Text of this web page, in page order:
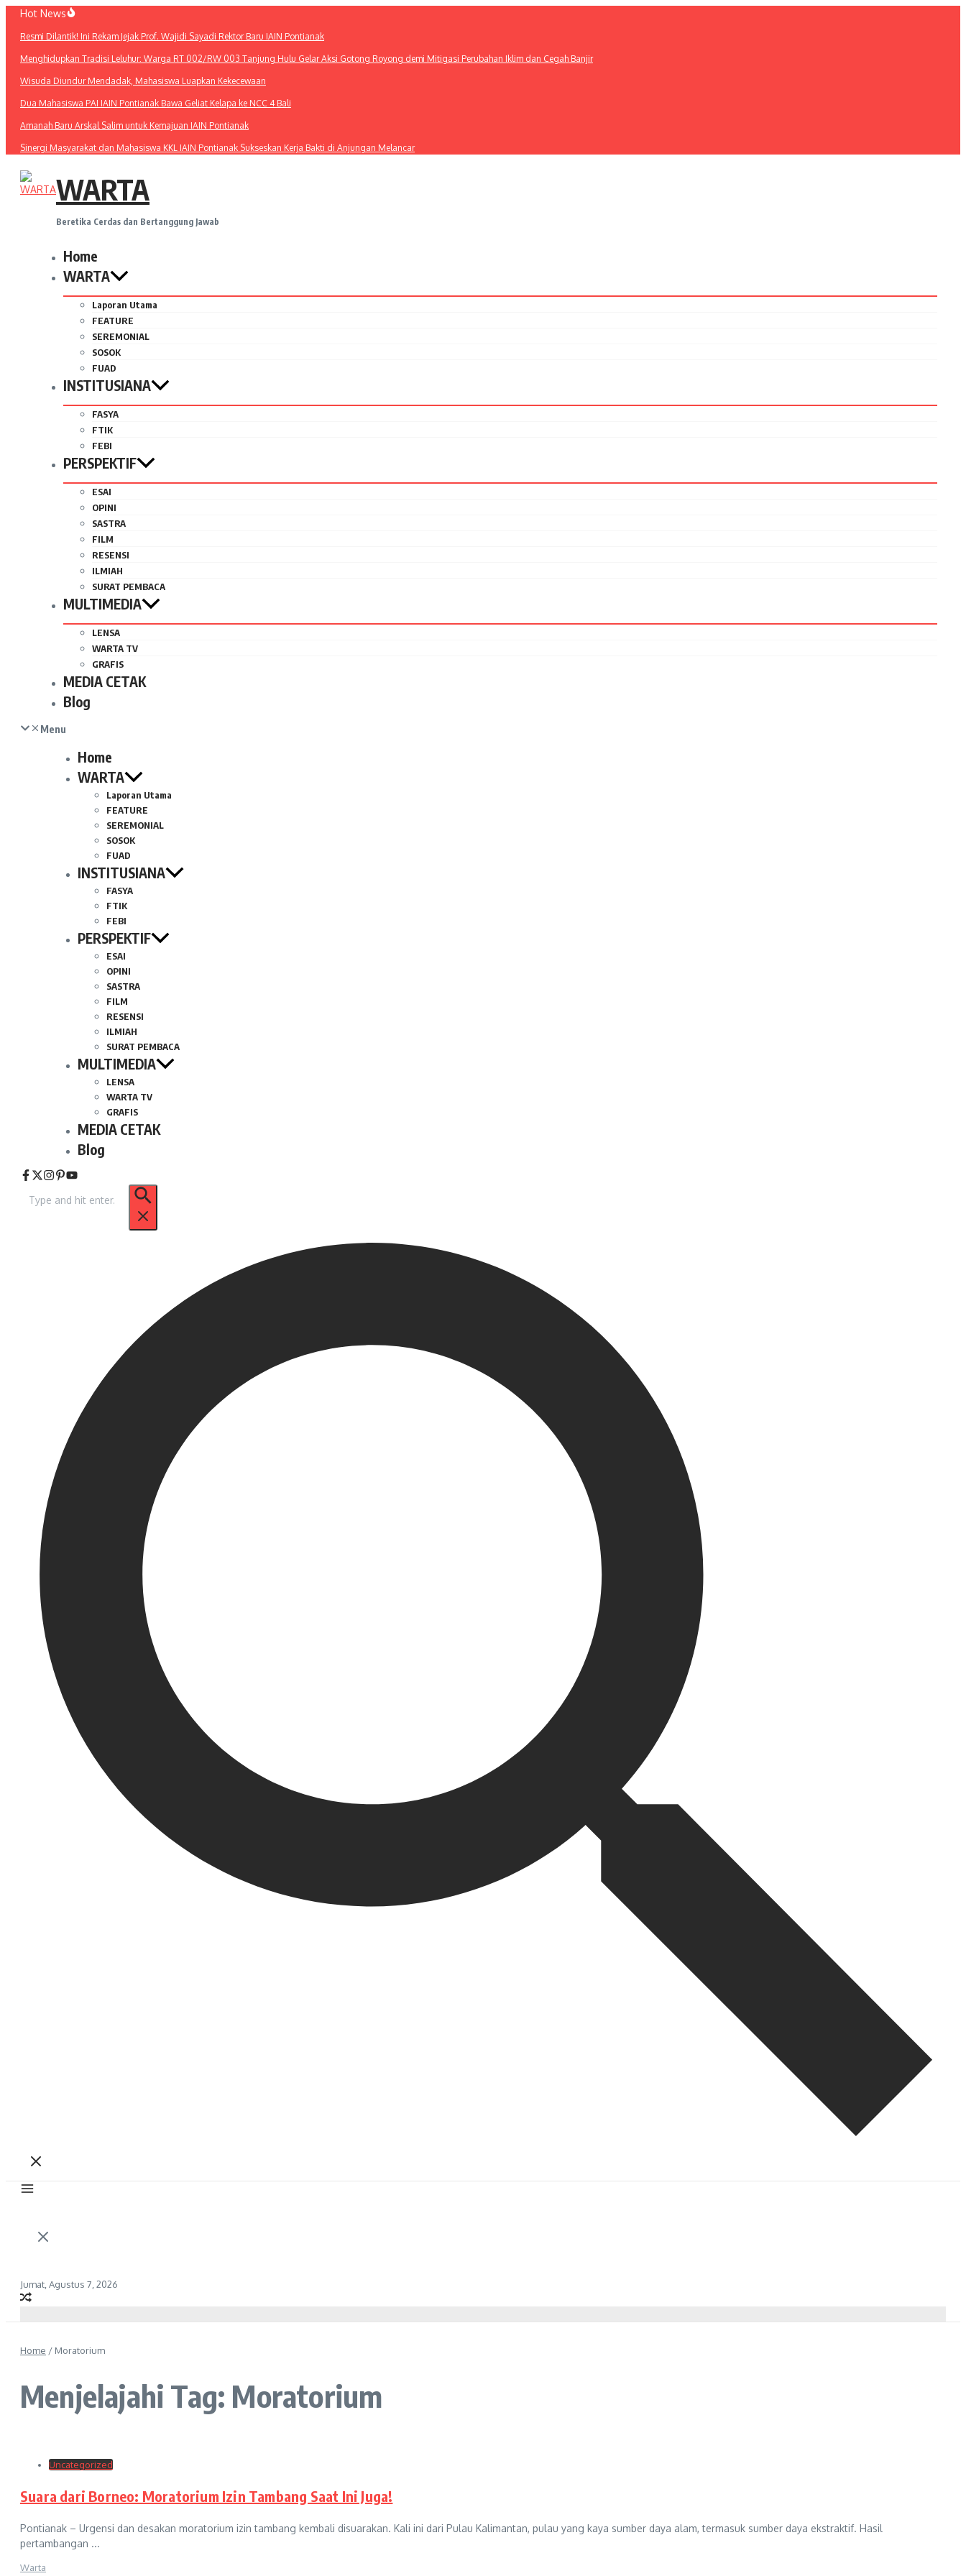
Lewati
konten
Hot News
Resmi Dilantik! Ini Rekam Jejak Prof. Wajidi Sayadi Rektor Baru IAIN Pontianak
Menghidupkan Tradisi Leluhur: Warga RT 002/RW 003 Tanjung Hulu Gelar Aksi Gotong Royong demi Mitigasi Perubahan Iklim dan Cegah Banjir
Wisuda Diundur Mendadak, Mahasiswa Luapkan Kekecewaan
Dua Mahasiswa PAI IAIN Pontianak Bawa Geliat Kelapa ke NCC 4 Bali
Amanah Baru Arskal Salim untuk Kemajuan IAIN Pontianak
Sinergi Masyarakat dan Mahasiswa KKL IAIN Pontianak Sukseskan Kerja Bakti di Anjungan Melancar
WARTA
Beretika Cerdas dan Bertanggung Jawab
Home
WARTA
Laporan Utama
FEATURE
SEREMONIAL
SOSOK
FUAD
INSTITUSIANA
FASYA
FTIK
FEBI
PERSPEKTIF
ESAI
OPINI
SASTRA
FILM
RESENSI
ILMIAH
SURAT PEMBACA
MULTIMEDIA
LENSA
WARTA TV
GRAFIS
MEDIA CETAK
Blog
Menu
Home
WARTA
Laporan Utama
FEATURE
SEREMONIAL
SOSOK
FUAD
INSTITUSIANA
FASYA
FTIK
FEBI
PERSPEKTIF
ESAI
OPINI
SASTRA
FILM
RESENSI
ILMIAH
SURAT PEMBACA
MULTIMEDIA
LENSA
WARTA TV
GRAFIS
MEDIA CETAK
Blog
untuk:
Jumat, Agustus 7, 2026
Home / Moratorium
Menjelajahi Tag: Moratorium
Uncategorized
Suara dari Borneo: Moratorium Izin Tambang Saat Ini Juga!
Pontianak – Urgensi dan desakan moratorium izin tambang kembali disuarakan. Kali ini dari Pulau Kalimantan, pulau yang kaya sumber daya alam, termasuk sumber daya ekstraktif. Hasil
pertambangan ...
Warta